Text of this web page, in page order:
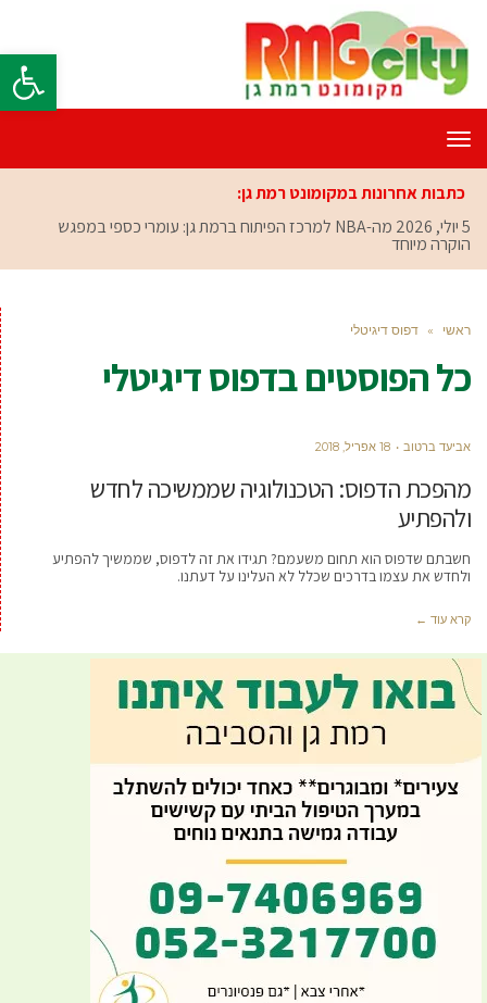
פתח
תפריט
כתבות אחרונות במקומונט רמת גן:
5 יולי, 2026
מה-NBA למרכז הפיתוח ברמת גן: עומרי כספי במפגש
הוקרה מיוחד
ראשי » דפוס דיגיטלי
כל הפוסטים בדפוס דיגיטלי
אביעד ברטוב 18 אפריל, 2018
מהפכת הדפוס: הטכנולוגיה שממשיכה לחדש
ולהפתיע
חשבתם שדפוס הוא תחום משעמם? תגידו את זה לדפוס, שממשיך להפתיע
ולחדש את עצמו בדרכים שכלל לא העלינו על דעתנו.
קרא עוד ←